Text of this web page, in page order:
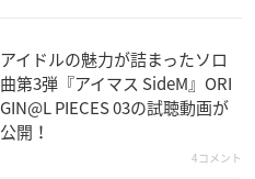
アイドルの魅力が詰まったソロ
曲第3弾『アイマス SideM』ORI
GIN@L PIECES 03の試聴動画が
公開！
4コメント